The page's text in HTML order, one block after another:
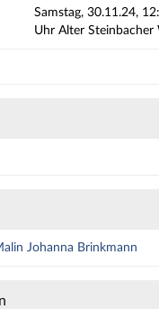
Samstag, 30.11.24,
Uhr Alter Steinbacher
Johanna Brinkmann